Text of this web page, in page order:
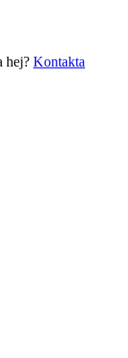
hej? Kontakta